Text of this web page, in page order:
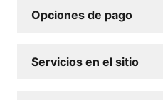
Opciones de pago
Servicios en el sitio